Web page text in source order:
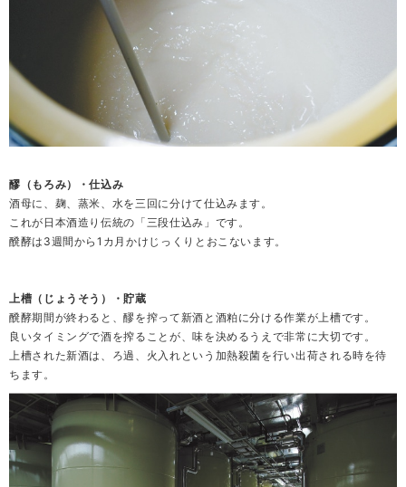
醪（もろみ）・仕込み
酒母に、麹、蒸米、水を三回に分けて仕込みます。
これが日本酒造り伝統の「三段仕込み」です。
醗酵は3週間から1カ月かけじっくりとおこないます。
上槽（じょうそう）・貯蔵
醗酵期間が終わると、醪を搾って新酒と酒粕に分ける作業が上槽です。
良いタイミングで酒を搾ることが、味を決めるうえで非常に大切です。
上槽された新酒は、ろ過、火入れという加熱殺菌を行い出荷される時を待
ちます。